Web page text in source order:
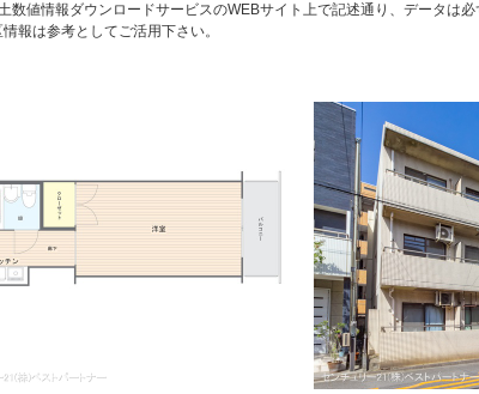
値情報ダウンロードサービスのWEBサイト上で記述通り、データは
報は参考としてご活用下さい。